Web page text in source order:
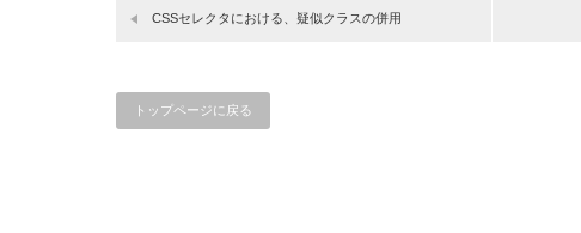
CSSセレクタにおける、疑似クラスの併用
トップページに戻る